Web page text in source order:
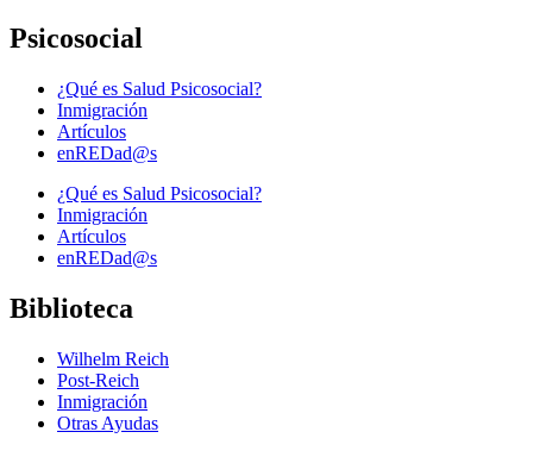
Psicosocial
¿Qué es Salud Psicosocial?
Inmigración
Artículos
enREDad@s
¿Qué es Salud Psicosocial?
Inmigración
Artículos
enREDad@s
Biblioteca
Wilhelm Reich
Post-Reich
Inmigración
Otras Ayudas